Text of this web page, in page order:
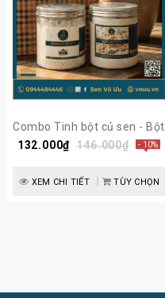
Combo Tinh bột củ sen - Bột
hạt sen nguyên chất | Sen
132.000₫ 146.000₫ - 10%
XEM CHI TIẾT TÙY CHỌN